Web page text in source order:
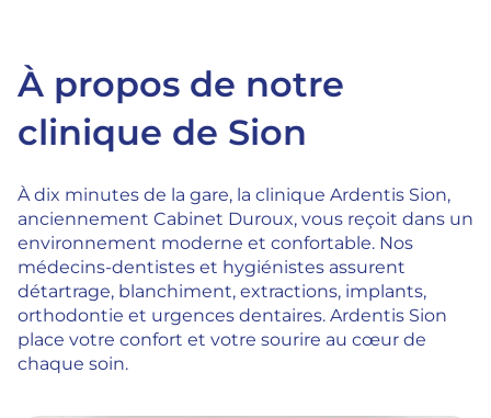
À propos de notre
clinique de Sion
À dix minutes de la gare, la clinique Ardentis Sion,
anciennement Cabinet Duroux, vous reçoit dans un
environnement moderne et confortable. Nos
médecins-dentistes et hygiénistes assurent
détartrage, blanchiment, extractions, implants,
orthodontie et urgences dentaires. Ardentis Sion
place votre confort et votre sourire au cœur de
chaque soin.